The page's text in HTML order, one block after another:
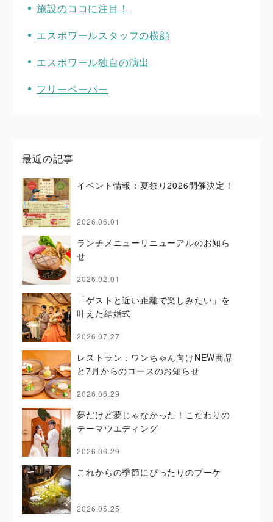
施設のココに注目！
エスポワールスタッフの横顔
エスポワール独自の演出
フリーペーパー
最近の記事
イベント情報：夏祭り2026開催決定！
2026.06.01
ランチメニューリニューアルのお知ら
せ
2026.02.01
「ゲストと近い距離で楽しみたい」を
叶えた結婚式
2026.07.27
レストラン：ワンちゃん向けNEW商品
と7月からのコースのお知らせ
2026.06.29
夢だけど夢じゃなかった！こだわりの
テーマウエディング
2026.06.29
これからの季節にぴったりのブーケ
2026.05.25